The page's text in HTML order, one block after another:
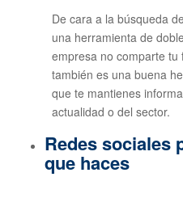
De cara a la búsqueda
una herramienta de
empresa no comparte
también es una buena
que te mantienes
actualidad o del sector.
Redes sociales
que haces